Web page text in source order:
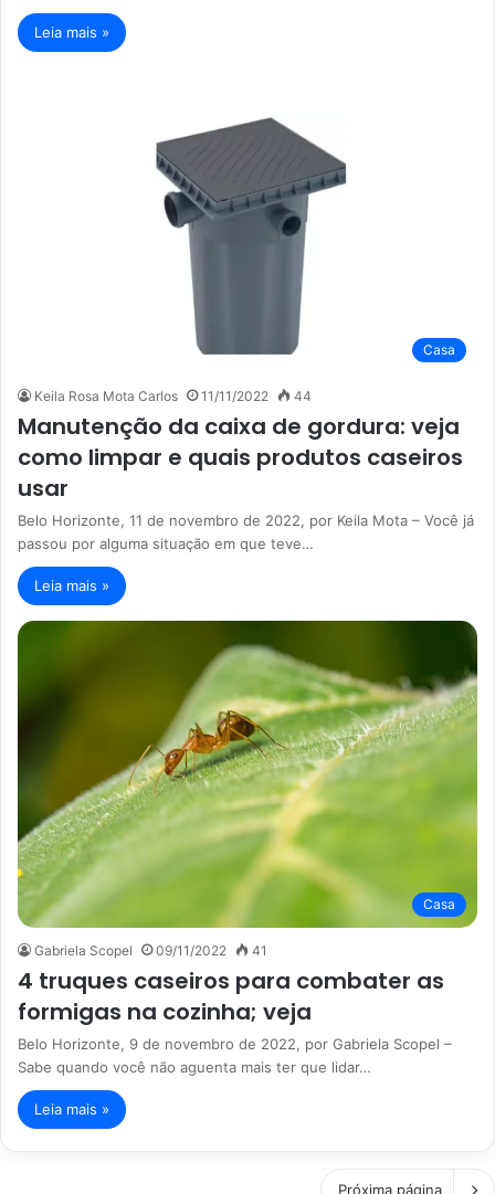
Leia mais »
Casa
Keila Rosa Mota Carlos 11/11/2022 44
Manutenção da caixa de gordura: veja
como limpar e quais produtos caseiros
usar
Belo Horizonte, 11 de novembro de 2022, por Keila Mota – Você já
passou por alguma situação em que teve…
Leia mais »
Casa
Gabriela Scopel 09/11/2022 41
4 truques caseiros para combater as
formigas na cozinha; veja
Belo Horizonte, 9 de novembro de 2022, por Gabriela Scopel –
Sabe quando você não aguenta mais ter que lidar…
Leia mais »
Próxima página